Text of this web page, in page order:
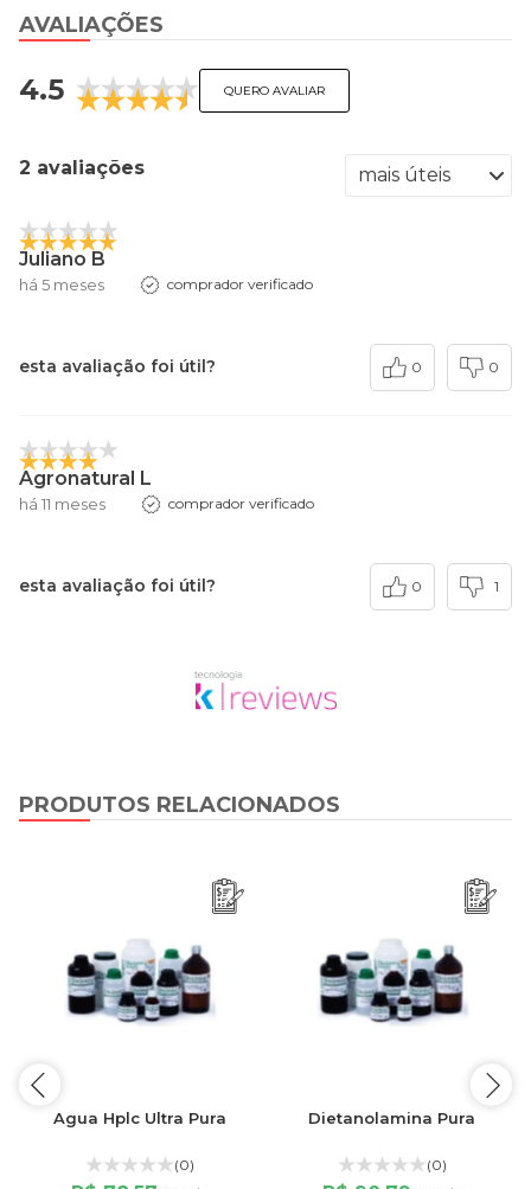
AVALIAÇÕES
4.5 QUERO AVALIAR
2 avaliações
Juliano B
há 5 meses comprador verificado
esta avaliação foi útil? 0 0
Agronatural L
há 11 meses comprador verificado
esta avaliação foi útil? 0 1
PRODUTOS RELACIONADOS
Agua Hplc Ultra Pura
(0)
Dietanolamina Pura
(0)